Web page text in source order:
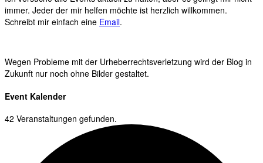
immer. Jeder der mir helfen möchte ist herzlich willkommen.
Schreibt mir einfach eine Email.
Wegen Probleme mit der Urheberrechtsverletzung wird der Blog in
Zukunft nur noch ohne Bilder gestaltet.
Event Kalender
42 Veranstaltungen gefunden.